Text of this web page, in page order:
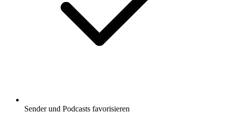
Sender und Podcasts favorisieren